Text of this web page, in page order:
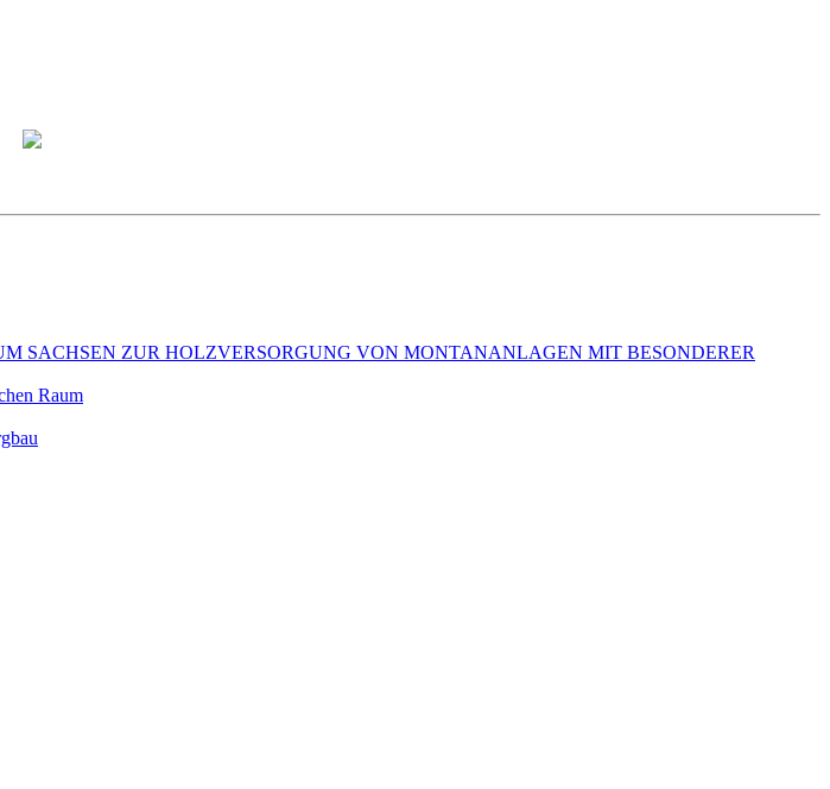
SACHSEN ZUR HOLZVERSORGUNG VON MONTANANLAGEN MIT BESONDERER
Raum